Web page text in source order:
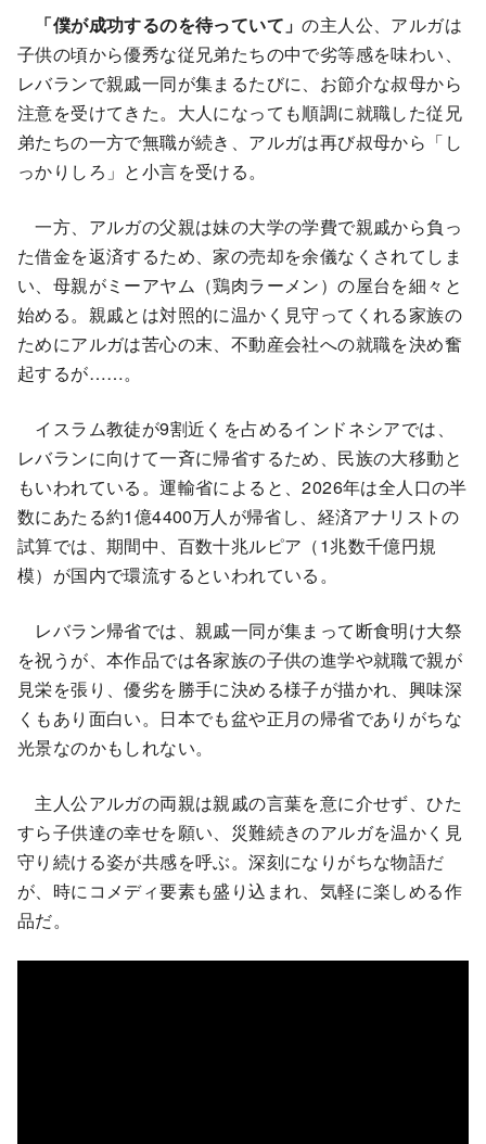
「僕が成功するのを待っていて」の主人公、アルガは
子供の頃から優秀な従兄弟たちの中で劣等感を味わい、
レバランで親戚一同が集まるたびに、お節介な叔母から
注意を受けてきた。大人になっても順調に就職した従兄
弟たちの一方で無職が続き、アルガは再び叔母から「し
っかりしろ」と小言を受ける。
一方、アルガの父親は妹の大学の学費で親戚から負っ
た借金を返済するため、家の売却を余儀なくされてしま
い、母親がミーアヤム（鶏肉ラーメン）の屋台を細々と
始める。親戚とは対照的に温かく見守ってくれる家族の
ためにアルガは苦心の末、不動産会社への就職を決め奮
起するが……。
イスラム教徒が9割近くを占めるインドネシアでは、
レバランに向けて一斉に帰省するため、民族の大移動と
もいわれている。運輸省によると、2026年は全人口の半
数にあたる約1億4400万人が帰省し、経済アナリストの
試算では、期間中、百数十兆ルピア（1兆数千億円規
模）が国内で環流するといわれている。
レバラン帰省では、親戚一同が集まって断食明け大祭
を祝うが、本作品では各家族の子供の進学や就職で親が
見栄を張り、優劣を勝手に決める様子が描かれ、興味深
くもあり面白い。日本でも盆や正月の帰省でありがちな
光景なのかもしれない。
主人公アルガの両親は親戚の言葉を意に介せず、ひた
すら子供達の幸せを願い、災難続きのアルガを温かく見
守り続ける姿が共感を呼ぶ。深刻になりがちな物語だ
が、時にコメディ要素も盛り込まれ、気軽に楽しめる作
品だ。